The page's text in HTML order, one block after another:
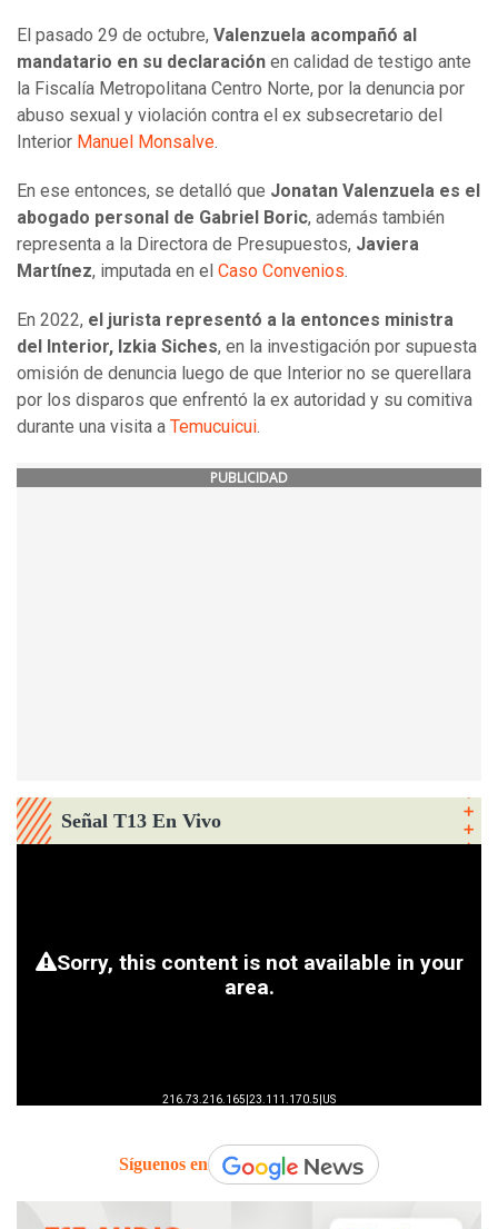
El pasado 29 de octubre, Valenzuela acompañó al
mandatario en su declaración en calidad de testigo ante
la Fiscalía Metropolitana Centro Norte, por la denuncia por
abuso sexual y violación contra el ex subsecretario del
Interior Manuel Monsalve.
En ese entonces, se detalló que Jonatan Valenzuela es el
abogado personal de Gabriel Boric, además también
representa a la Directora de Presupuestos, Javiera
Martínez, imputada en el Caso Convenios.
En 2022, el jurista representó a la entonces ministra
del Interior, Izkia Siches, en la investigación por supuesta
omisión de denuncia luego de que Interior no se querellara
por los disparos que enfrentó la ex autoridad y su comitiva
durante una visita a Temucuicui.
PUBLICIDAD
Señal T13 En Vivo
Síguenos en